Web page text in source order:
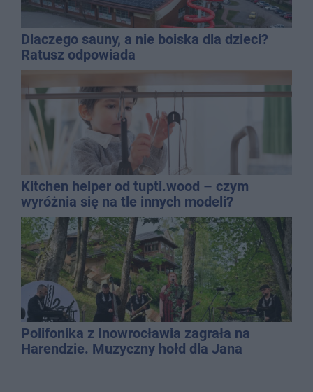
Dlaczego sauny, a nie boiska dla dzieci?
Ratusz odpowiada
Kitchen helper od tupti.wood – czym
wyróżnia się na tle innych modeli?
Polifonika z Inowrocławia zagrała na
Harendzie. Muzyczny hołd dla Jana